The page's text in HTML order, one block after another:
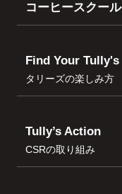
コーヒースクール
Find Your Tully's
タリーズの楽しみ方
Tully’s Action
CSRの取り組み